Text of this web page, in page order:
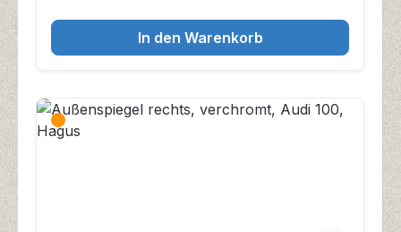
In den Warenkorb